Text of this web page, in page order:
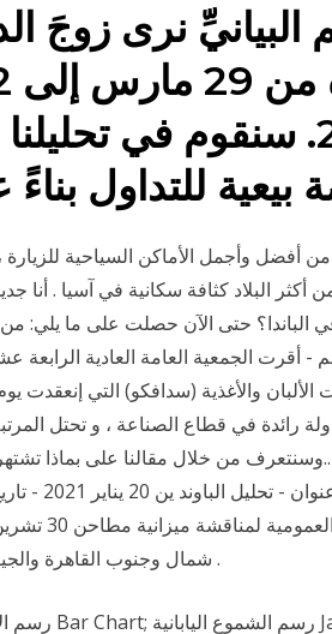
نرى زوجَ
أبريل 2015. سنقوم في
أفضل وأجمل الأماكن السياحية
أكثر البلاد كثافة سكانية في آسيا .
من خلال مقالنا على بماذا
المتداول
شمال وجنوب القاهرة والجيزة صدر قرار نقل لكل من مجدي البنداري .